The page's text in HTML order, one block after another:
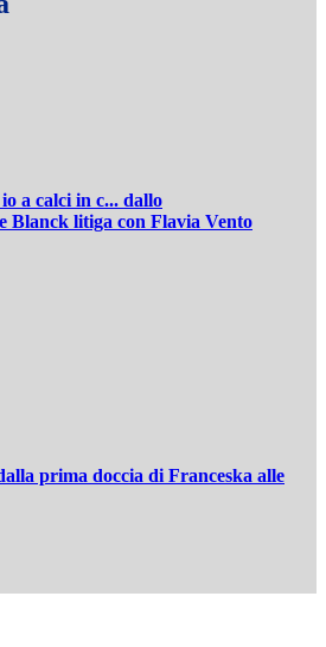
a calci in c... dallo
Blanck litiga con Flavia Vento
prima doccia di Franceska alle